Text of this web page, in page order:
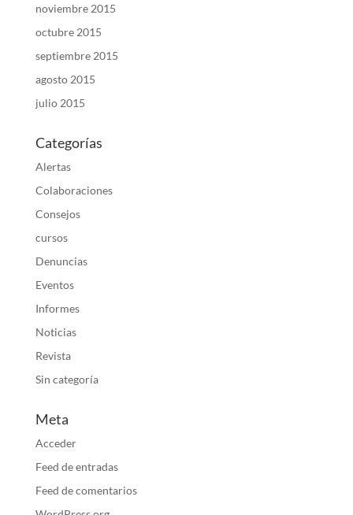
noviembre 2015
octubre 2015
septiembre 2015
agosto 2015
julio 2015
Categorías
Alertas
Colaboraciones
Consejos
cursos
Denuncias
Eventos
Informes
Noticias
Revista
Sin categoría
Meta
Acceder
Feed de entradas
Feed de comentarios